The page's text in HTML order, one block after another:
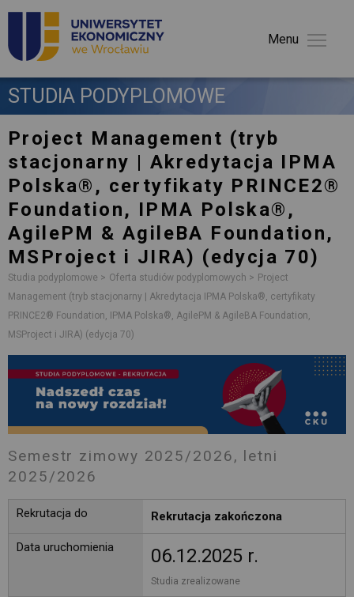
Menu
STUDIA PODYPLOMOWE
Project Management (tryb
stacjonarny | Akredytacja IPMA
Polska®, certyfikaty PRINCE2®
Foundation, IPMA Polska®,
AgilePM & AgileBA Foundation,
MSProject i JIRA) (edycja 70)
Studia podyplomowe Oferta studiów podyplomowych
Project
Management (tryb stacjonarny | Akredytacja IPMA Polska®, certyfikaty
PRINCE2® Foundation, IPMA Polska®, AgilePM & AgileBA Foundation,
MSProject i JIRA) (edycja 70)
Semestr zimowy 2025/2026, letni
2025/2026
Rekrutacja do Rekrutacja zakończona
Data uruchomienia 06.12.2025 r.
Studia zrealizowane